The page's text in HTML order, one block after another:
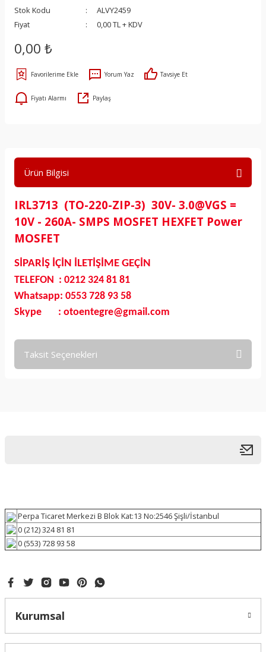
Stok Kodu
ALVY2459
Fiyat
0,00 TL + KDV
0,00 ₺
Yorum Yaz Tavsiye Et
Fiyatı Alarmı Paylaş
Ürün Bilgisi
IRL3713 (TO-220-ZIP-3) 30V- 3.0@VGS =
10V - 260A- SMPS MOSFET HEXFET Power
MOSFET
SİPARİŞ İÇİN İLETİŞİME GEÇİN
TELEFON : 0212 324 81 81
Whatsapp: 0553 728 93 58
Skype : otoentegre@gmail.com
Taksit Seçenekleri
Perpa Ticaret Merkezi B Blok Kat:13 No:2546 Şişli/İstanbul
0 (212) 324 81 81
0 (553) 728 93 58
Kurumsal